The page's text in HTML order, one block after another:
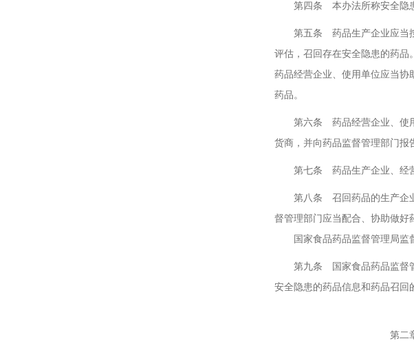
第四条 本办法所称安全隐患
第五条 药品生产企业应当按
评估，召回存在安全隐患的药品。
药品经营企业、使用单位应当协
药品。
第六条 药品经营企业、使用
货商，并向药品监督管理部门报
第七条 药品生产企业、经营
第八条 召回药品的生产企业
督管理部门应当配合、协助做好
国家食品药品监督管理局监督
第九条 国家食品药品监督管
安全隐患的药品信息和药品召回
第二章 药品安全